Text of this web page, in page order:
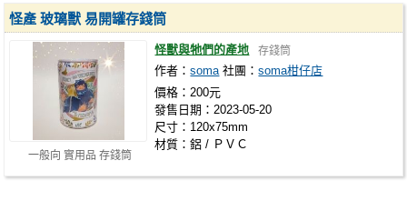
一般向 實用品 存錢筒
怪產 玻璃獸 易開罐存錢筒
怪獸與牠們的產地 存錢筒
作者：soma 社團：soma柑仔店
價格：200元
發售日期：2023-05-20
尺寸：120x75mm
材質：鋁 / ＰＶＣ